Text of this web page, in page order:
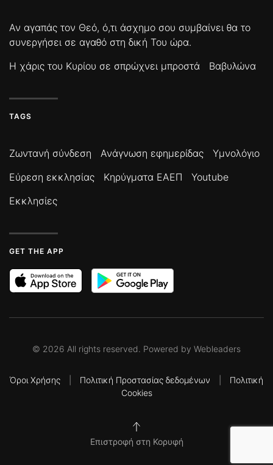
Αν αγαπάς τον Θεό, ό,τι άσχημο σου συμβαίνει θα το
συνεργήσει σε αγαθό στη δική Του ώρα.
Η χάρις του Κυρίου σε σπρώχνει μπροστά
Βαβυλώνα
TAGS
Ζωντανή σύνδεση Ανάγνωση εφημερίδας
Υμνολόγιο
Εύρεση εκκλησίας
Κηρύγματα ΕΑΕΠ
Youtube
Εκκλησίες
GET THE APP
© 2026 All rights reserved. Powered by Webleaders
Όροι Χρήσης Πολιτική Προστασίας δεδομένων
Πολιτική
Cookies
Επιστροφή στη Κορυφή